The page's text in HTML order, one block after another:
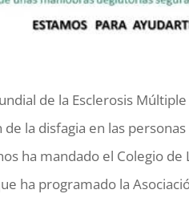
de la Esclerosis
la disfagia en las
ha mandado el Colegio
ha programado la